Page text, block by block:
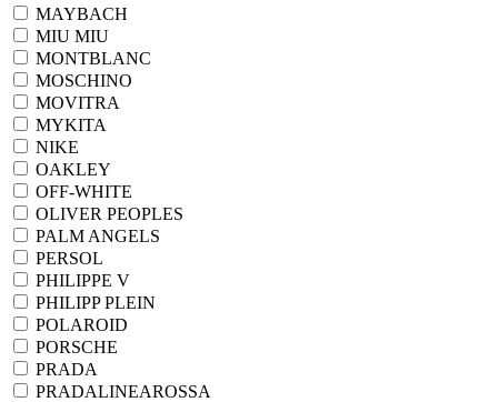
MAYBACH
MIU MIU
MONTBLANC
MOSCHINO
MOVITRA
MYKITA
NIKE
OAKLEY
OFF-WHITE
OLIVER PEOPLES
PALM ANGELS
PERSOL
PHILIPPE V
PHILIPP PLEIN
POLAROID
PORSCHE
PRADA
PRADALINEAROSSA